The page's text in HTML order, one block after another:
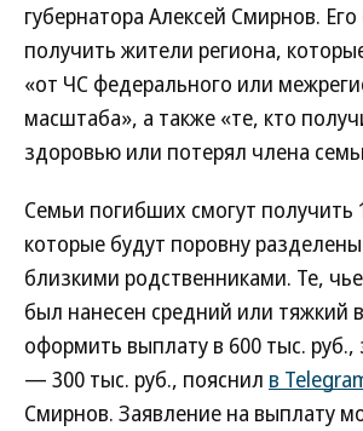
губернатора Алексей Смирнов. Его
получить жители региона,
«от ЧС федерального или
масштаба», а также «те, кто
здоровью или потерял члена
Семьи погибших смогут получить
которые будут поровну
близкими родственниками. Те,
был нанесен средний или тяжкий
оформить выплату в 600 тыс. руб.,
— 300 тыс. руб., пояснил в
Смирнов. Заявление на выплату